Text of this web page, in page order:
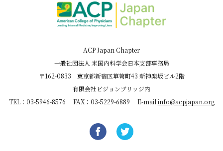
ACP Japan Chapter
一般社団法人 米国内科学会日本支部事務局
〒162-0833 東京都新宿区箪笥町43 新神楽坂ビル2階
有限会社ビジョンブリッジ内
TEL：03-5946-8576 FAX：03-5229-6889 E-mail info@acpjapan.org